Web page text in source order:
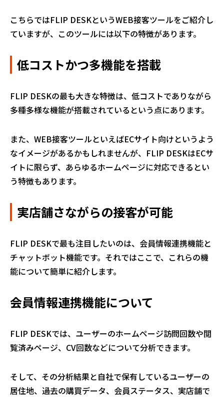
こちらではFLIP DESKというWEB接客ツールをご紹介し
ていますが、このツールには以下の特徴があります。
低コストかつ多機能を搭載
FLIP DESKの最も大きな特徴は、低コストでありながら
多種多様な機能が搭載されているという点にあります。
また、WEB接客ツールといえばECサイト向けというよう
なイメージがあるかもしれませんが、FLIP DESKはECサ
イトに限らず、あらゆるホームページに対応できるとい
う特徴もあります。
実店舗さながらの接客が可能
FLIP DESKで最も注目したいのは、会員情報連携機能と
チャットボット機能です。それではここで、これらの機
能について簡単に紹介します。
会員情報連携機能について
FLIP DESKでは、ユーザーのホームページ訪問回数や閲
覧済みページ、CV回数などについて分析できます。
そして、その分析結果と自社で保有しているユーザーの
居住地、過去の購買データ、会員ステータス、実店舗で